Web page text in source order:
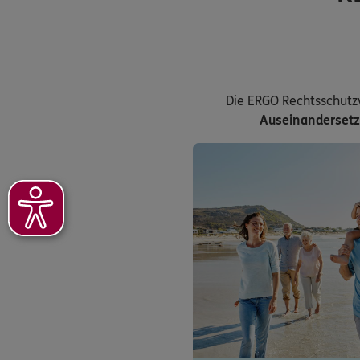
Die ERGO